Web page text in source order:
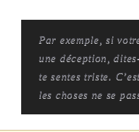
Par exemple, si
une déception,
te sentes triste.
les choses ne se